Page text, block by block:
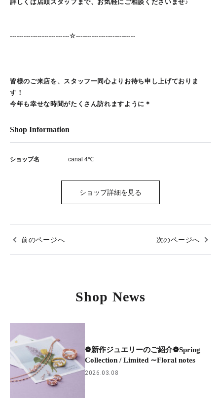
詳しくは店頭スタッフまで、お気軽にご相談くださいませ♪
--------------------------☆--------------------------
皆様のご来店を、スタッフ一同心よりお待ち申し上げておりま
す！
今年も幸せな時間がたくさん訪れますように＊
Shop Information
ショップ名 canal 4℃
ショップ詳細を見る
前のページへ 次のページへ
Shop News
❁新作ジュエリーのご紹介❁Spring
Collection / Limited ∼Floral notes
2026.03.08